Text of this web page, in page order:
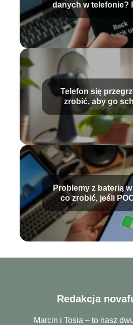
danych w telefonie?
Telefon się
zrobić, aby go
Problemy z baterią
co zrobić, jeśli
problemy?
Redakcja
Marcin i Tosia – to nasz